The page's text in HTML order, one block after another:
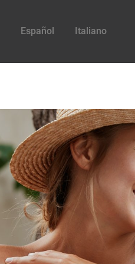
Español Italiano